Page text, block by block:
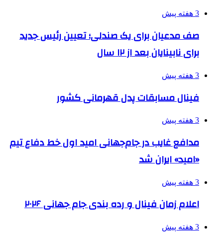
3 هفته پیش
صف مدعیان برای یک صندلی؛ تعیین رئیس جدید
برای نابینایان بعد از ۱۲ سال
3 هفته پیش
فینال مسابقات پدل قهرمانی کشور
3 هفته پیش
مدافع غایب در جام‌جهانی امید اول خط دفاع تیم
«امید» ایران شد
3 هفته پیش
اعلام زمان فینال و رده بندی جام جهانی ۲۰۲۶
3 هفته پیش